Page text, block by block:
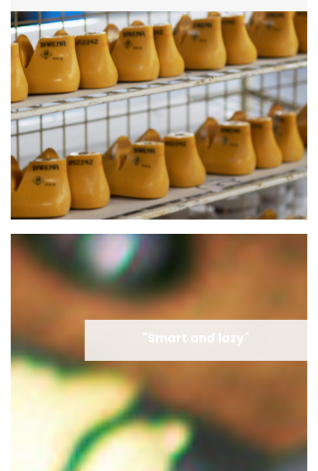
"Smart and lazy"